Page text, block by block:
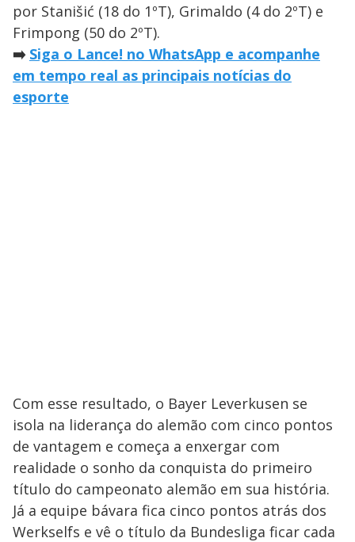
por Stanišić (18 do 1ºT), Grimaldo (4 do 2ºT) e
Frimpong (50 do 2ºT).
➡️ Siga o Lance! no WhatsApp e acompanhe
em tempo real as principais notícias do
esporte
Com esse resultado, o Bayer Leverkusen se
isola na liderança do alemão com cinco pontos
de vantagem e começa a enxergar com
realidade o sonho da conquista do primeiro
título do campeonato alemão em sua história.
Já a equipe bávara fica cinco pontos atrás dos
Werkselfs e vê o título da Bundesliga ficar cada